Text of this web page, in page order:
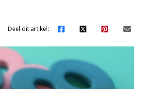
Deel dit artikel: